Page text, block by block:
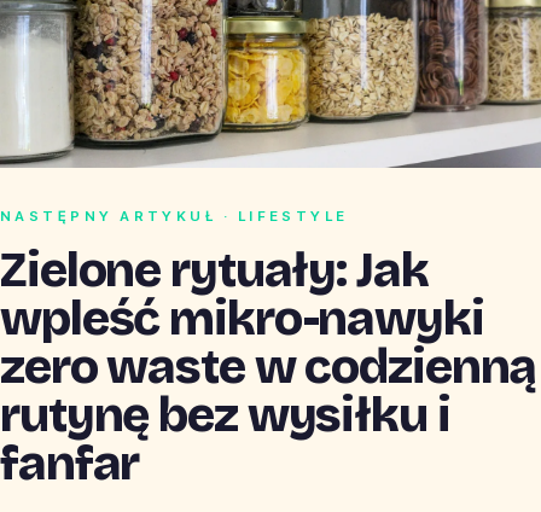
NASTĘPNY ARTYKUŁ · LIFESTYLE
Zielone rytuały: Jak
wpleść mikro-nawyki
zero waste w codzienną
rutynę bez wysiłku i
fanfar